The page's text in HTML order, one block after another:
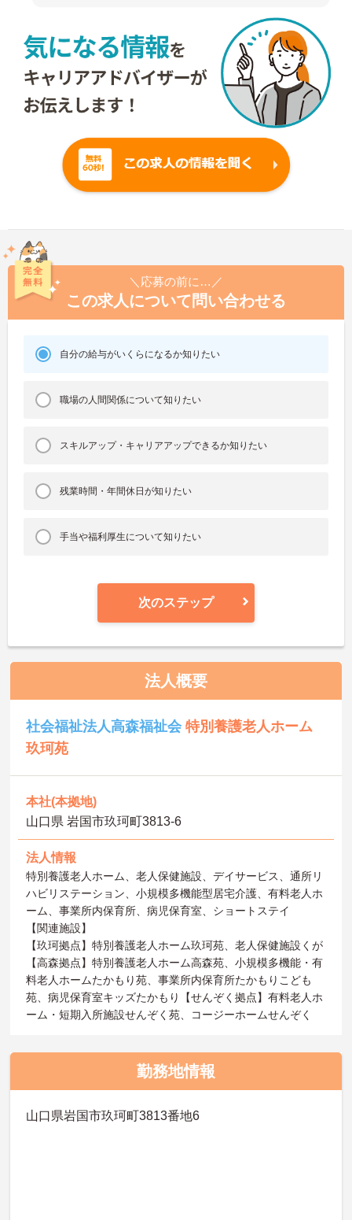
＼応募の前に…／
この求人について問い合わせる
自分の給与がいくらになるか知りたい
職場の人間関係について知りたい
スキルアップ・キャリアアップできるか知りたい
残業時間・年間休日が知りたい
手当や福利厚生について知りたい
次のステップ
法人概要
社会福祉法人高森福祉会特別養護老人ホーム
玖珂苑
本社(本拠地)
山口県 岩国市玖珂町3813‐6
法人情報
特別養護老人ホーム、老人保健施設、デイサービス、通所リ
ハビリステーション、小規模多機能型居宅介護、有料老人ホ
ーム、事業所内保育所、病児保育室、ショートステイ
【関連施設】
【玖珂拠点】特別養護老人ホーム玖珂苑、老人保健施設くが
【高森拠点】特別養護老人ホーム高森苑、小規模多機能・有
料老人ホームたかもり苑、事業所内保育所たかもりこども
苑、病児保育室キッズたかもり【せんぞく拠点】有料老人ホ
ーム・短期入所施設せんぞく苑、コージーホームせんぞく
勤務地情報
山口県岩国市玖珂町3813番地6